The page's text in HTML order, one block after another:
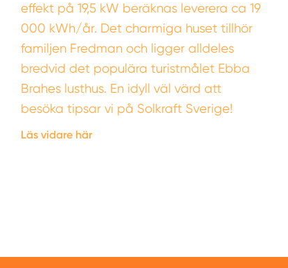
effekt på 19,5 kW beräknas leverera ca 19
000 kWh/år. Det charmiga huset tillhör
familjen Fredman och ligger alldeles
bredvid det populära turistmålet Ebba
Brahes lusthus. En idyll väl värd att
besöka tipsar vi på Solkraft Sverige!
Läs vidare här